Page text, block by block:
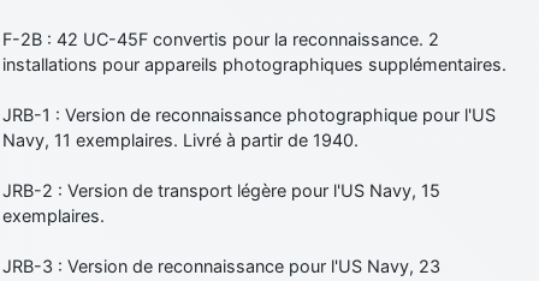
F-2B : 42 UC-45F convertis pour la reconnaissance. 2
installations pour appareils photographiques supplémentaires.
JRB-1 : Version de reconnaissance photographique pour l'US
Navy, 11 exemplaires. Livré à partir de 1940.
JRB-2 : Version de transport légère pour l'US Navy, 15
exemplaires.
JRB-3 : Version de reconnaissance pour l'US Navy, 23